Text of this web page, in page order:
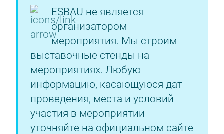
ESBAU не является
организатором
мероприятия. Мы строим
выставочные стенды на
мероприятиях. Любую
информацию, касающуюся дат
проведения, места и условий
участия в мероприятии
уточняйте на официальном сайте